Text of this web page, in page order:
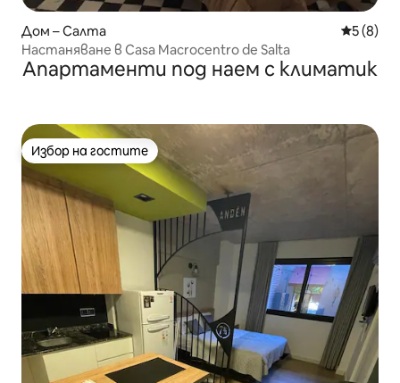
Дом – Салта Средна
5 (8)
Настаняване в Casa Macrocentro de Salta
Апартаменти под наем с климатик
Избор на гостите
Избор на гостите